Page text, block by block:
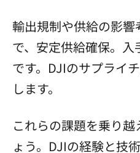
輸出規制や供給の影
で、安定供給確保。
です。DJIのサプライ
します。
これらの課題を乗り
ょう。DJIの経験と技